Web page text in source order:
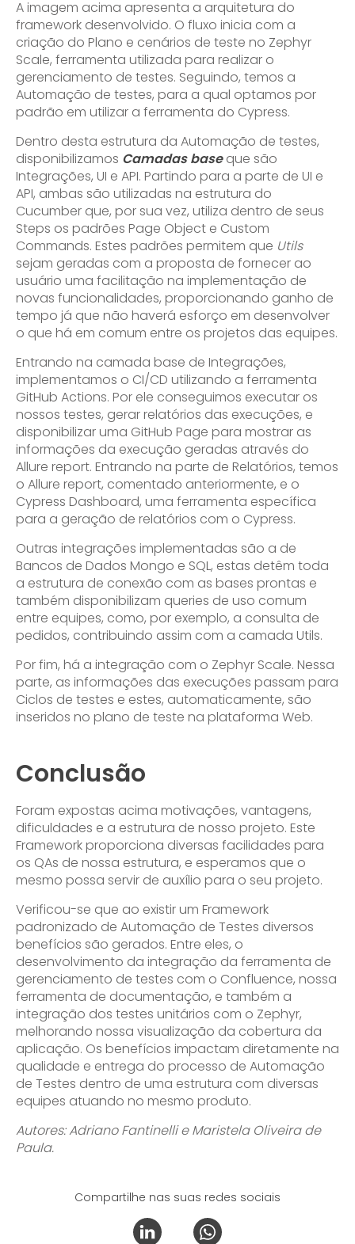
A imagem acima apresenta a arquitetura do
framework desenvolvido. O fluxo inicia com a
criação do Plano e cenários de teste no Zephyr
Scale, ferramenta utilizada para realizar o
gerenciamento de testes. Seguindo, temos a
Automação de testes, para a qual optamos por
padrão em utilizar a ferramenta do Cypress.
Dentro desta estrutura da Automação de testes,
disponibilizamos Camadas baseque são
Integrações, UI e API. Partindo para a parte de UI e
API, ambas são utilizadas na estrutura do
Cucumber que, por sua vez, utiliza dentro de seus
Steps os padrões Page Object e Custom
Commands. Estes padrões permitem que Utils
sejam geradas com a proposta de fornecer ao
usuário uma facilitação na implementação de
novas funcionalidades, proporcionando ganho de
tempo já que não haverá esforço em desenvolver
o que há em comum entre os projetos das equipes.
Entrando na camada base de Integrações,
implementamos o CI/CD utilizando a ferramenta
GitHub Actions. Por ele conseguimos executar os
nossos testes, gerar relatórios das execuções, e
disponibilizar uma GitHub Page para mostrar as
informações da execução geradas através do
Allure report. Entrando na parte de Relatórios, temos
o Allure report, comentado anteriormente, e o
Cypress Dashboard, uma ferramenta específica
para a geração de relatórios com o Cypress.
Outras integrações implementadas são a de
Bancos de Dados Mongo e SQL, estas detêm toda
a estrutura de conexão com as bases prontas e
também disponibilizam queries de uso comum
entre equipes, como, por exemplo, a consulta de
pedidos, contribuindo assim com a camada Utils.
Por fim, há a integração com o Zephyr Scale. Nessa
parte, as informações das execuções passam para
Ciclos de testes e estes, automaticamente, são
inseridos no plano de teste na plataforma Web.
Conclusão
Foram expostas acima motivações, vantagens,
dificuldades e a estrutura de nosso projeto. Este
Framework proporciona diversas facilidades para
os QAs de nossa estrutura, e esperamos que o
mesmo possa servir de auxílio para o seu projeto.
Verificou-se que ao existir um Framework
padronizado de Automação de Testes diversos
benefícios são gerados. Entre eles, o
desenvolvimento da integração da ferramenta de
gerenciamento de testes com o Confluence, nossa
ferramenta de documentação, e também a
integração dos testes unitários com o Zephyr,
melhorando nossa visualização da cobertura da
aplicação. Os benefícios impactam diretamente na
qualidade e entrega do processo de Automação
de Testes dentro de uma estrutura com diversas
equipes atuando no mesmo produto.
Autores: Adriano Fantinelli e Maristela Oliveira de
Paula.
Compartilhe nas suas redes sociais